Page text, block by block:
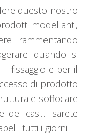
questo nostro
modellanti,
rammentando
quando si
fissaggio e per il
di prodotto
e soffocare
dei casi… sarete
tutti i giorni.